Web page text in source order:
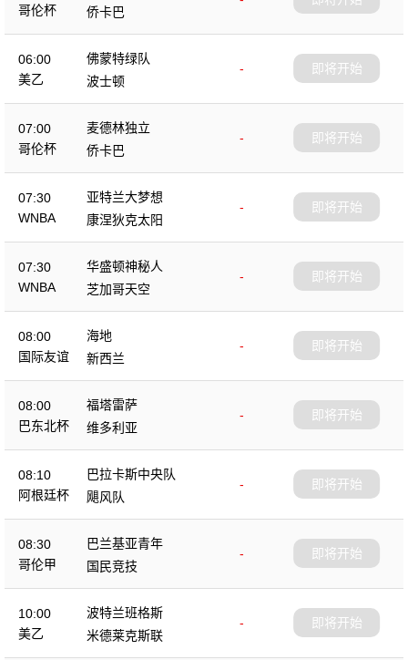
哥伦杯
侨卡巴
06:00
美乙
佛蒙特绿队
-
波士顿
即将开始
07:00
哥伦杯
麦德林独立
-
侨卡巴
即将开始
07:30
WNBA
亚特兰大梦想
-
康涅狄克太阳
即将开始
07:30
WNBA
华盛顿神秘人
-
芝加哥天空
即将开始
08:00
国际友谊
海地
-
新西兰
即将开始
08:00
巴东北杯
福塔雷萨
-
维多利亚
即将开始
08:10
阿根廷杯
巴拉卡斯中央队
-
飓风队
即将开始
08:30
哥伦甲
巴兰基亚青年
-
国民竞技
即将开始
10:00
美乙
波特兰班格斯
-
米德莱克斯联
即将开始